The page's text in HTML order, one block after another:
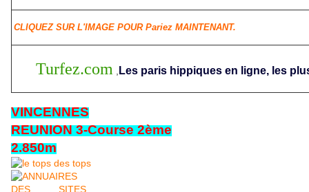
CLIQUEZ SUR L'IMAGE POUR Pariez MAINTENANT.
Turfez.com Les paris hippiques en ligne, les
VINCENNES
REUNION 3-Course 2ème
2.850m